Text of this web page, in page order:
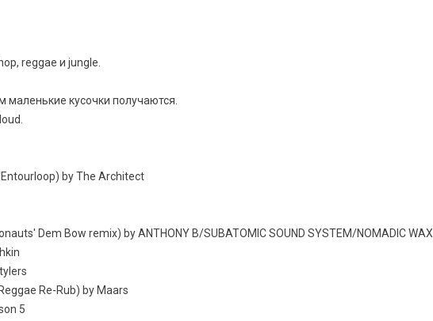
reggae и jungle.
маленькие кусочки получаются.
by The Architect
Dem Bow remix) by ANTHONY B/SUBATOMIC SOUND SYSTEM/NOMADIC WAX
Re-Rub) by Maars
5